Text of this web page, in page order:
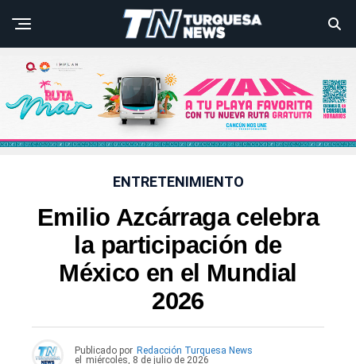
ENTRETENIMIENTO
Emilio Azcárraga celebra
la participación de
México en el Mundial
2026
Publicado por Redacción Turquesa News
el
miércoles, 8 de julio de 2026